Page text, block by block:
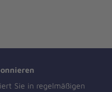
Sie in regelmäßigen